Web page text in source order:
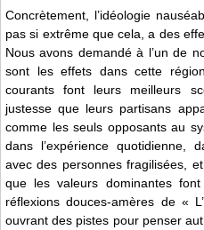
Concrètement, l’idéologie
pas si extrême que cela, a des
Nous avons demandé à l’un de
sont les effets dans cette
courants font leurs meilleurs
justesse que leurs partisans
comme les seuls opposants au
dans l’expérience quotidienne,
avec des personnes fragilisées,
que les valeurs dominantes
réflexions douces-amères de «
ouvrant des pistes pour penser